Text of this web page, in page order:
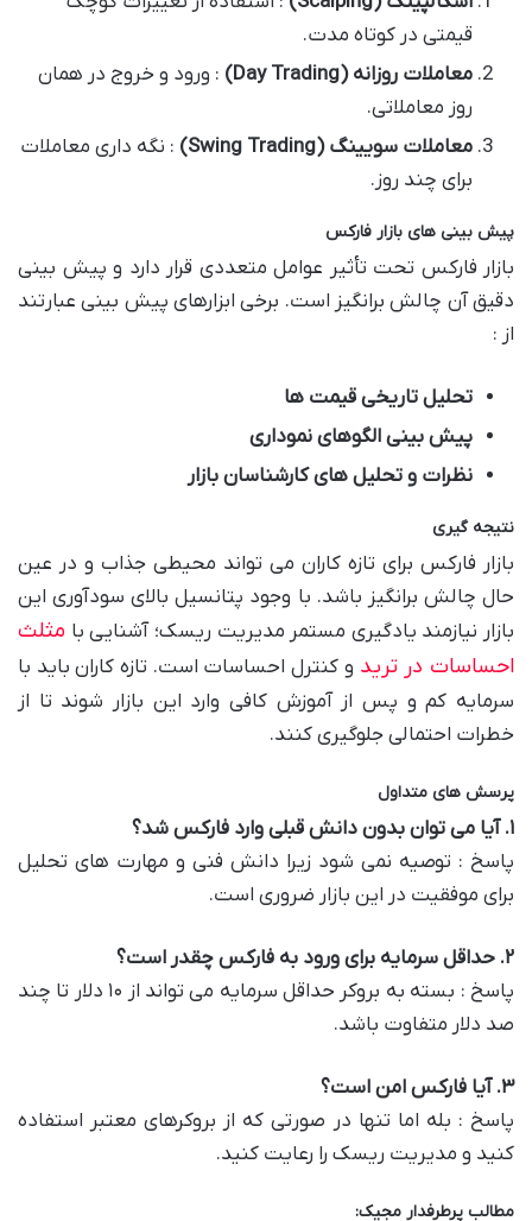
قیمتی در کوتاه مدت.
معاملات روزانه(Day Trading)
: ورود و خروج در همان
روز معاملاتی.
معاملات سویینگ(Swing Trading)
: نگه داری معاملات
برای چند روز.
پیش بینی های بازار فارکس
بازار فارکس تحت تأثیر عوامل متعددی قرار دارد و پیش بینی
دقیق آن چالش برانگیز است. برخی ابزارهای پیش بینی عبارتند
از :
تحلیل تاریخی قیمت ها
پیش بینی الگوهای نموداری
نظرات و تحلیل های کارشناسان بازار
نتیجه گیری
بازار فارکس برای تازه کاران می تواند محیطی جذاب و در عین
حال چالش برانگیز باشد. با وجود پتانسیل بالای سودآوری این
بازار نیازمند یادگیری مستمر مدیریت ریسک؛ آشنایی با مثلث
احساسات در ترید و کنترل احساسات است. تازه کاران باید با
سرمایه کم و پس از آموزش کافی وارد این بازار شوند تا از
خطرات احتمالی جلوگیری کنند.
پرسش های متداول
۱.آیا می توان بدون دانش قبلی وارد فارکس شد؟
پاسخ : توصیه نمی شود زیرا دانش فنی و مهارت های تحلیل
برای موفقیت در این بازار ضروری است.
۲. حداقل سرمایه برای ورود به فارکس چقدر است؟
پاسخ : بسته به بروکر حداقل سرمایه می تواند از ۱۰ دلار تا چند
صد دلار متفاوت باشد.
۳.آیا فارکس امن است؟
پاسخ : بله اما تنها در صورتی که از بروکرهای معتبر استفاده
کنید و مدیریت ریسک را رعایت کنید.
مطالب پرطرفدار مجیک: